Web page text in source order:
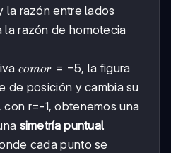
la razón entre lados
la razón de homotecia
como
r=-5
comor = −5, la figura
de posición y cambia su
r=-1, obtenemos una
simetría puntual
cada punto se